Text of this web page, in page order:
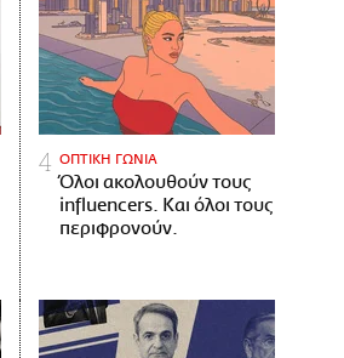
ΟΠΤΙΚΗ ΓΩΝΙΑ
Όλοι ακολουθούν τους
influencers. Και όλοι τους
περιφρονούν.